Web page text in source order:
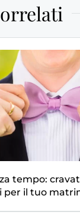
tempo:
per il tuo